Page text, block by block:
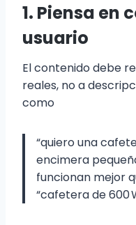
1. Piensa en
usuario
El contenido debe
reales, no a
como
“quiero una
encimera
funcionan mejor
“cafetera de 600